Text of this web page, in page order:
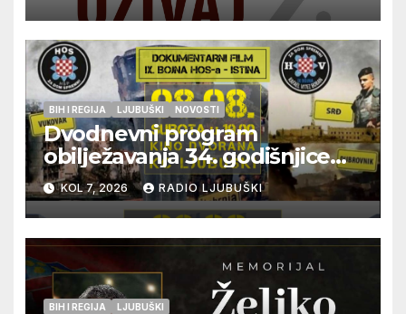
BIH I REGIJA LJUBUŠKI NOVOSTI
Dvodnevni program
obilježavanja 34. godišnjice
pogibije generala Blaža
Kraljevića i osmorice
pripadnika HOS-a
KOL 7, 2026 RADIO LJUBUŠKI
BIH I REGIJA LJUBUŠKI